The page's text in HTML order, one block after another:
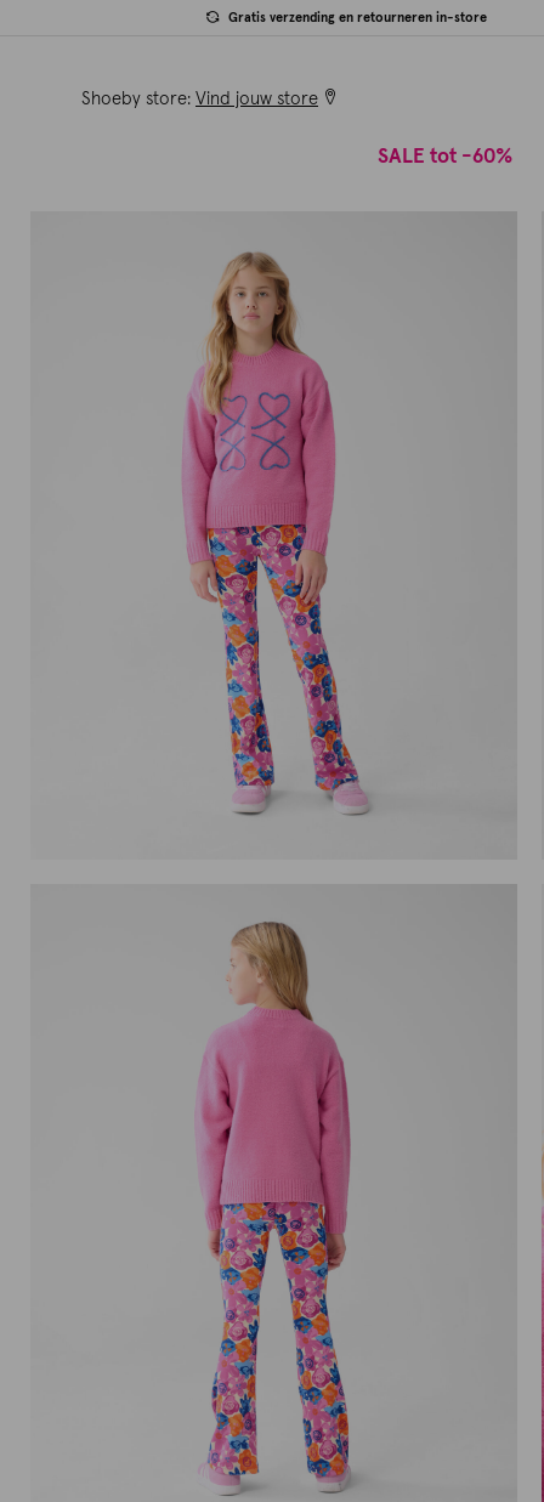
Gratis verzending en retourneren in-store
Shoeby store: Vind jouw store
SALE tot -60%